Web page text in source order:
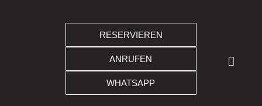
RESERVIEREN
ANRUFEN
WHATSAPP